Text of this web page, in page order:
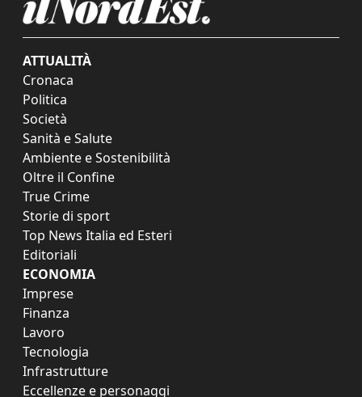
ATTUALITÀ
Cronaca
Politica
Società
Sanità e Salute
Ambiente e Sostenibilità
Oltre il Confine
True Crime
Storie di sport
Top News Italia ed Esteri
Editoriali
ECONOMIA
Imprese
Finanza
Lavoro
Tecnologia
Infrastrutture
Eccellenze e personaggi